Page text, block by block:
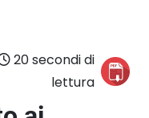
20 secondi di
lettura